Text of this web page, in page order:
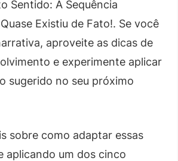
Sentido: A Sequência
Existiu de Fato!. Se você
aproveite as dicas de
e experimente aplicar
sugerido no seu próximo
sobre como adaptar essas
aplicando um dos cinco